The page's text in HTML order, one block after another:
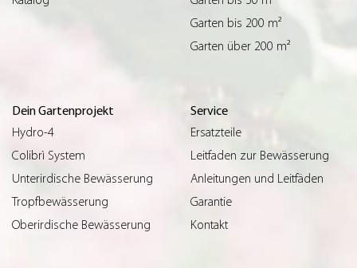
Garten bis 200 m²
Garten über 200 m²
Dein Gartenprojekt
Hydro-4
Colibrì System
Unterirdische Bewässerung
Tropfbewässerung
Oberirdische Bewässerung
Service
Ersatzteile
Leitfaden zur Bewässerung
Anleitungen und Leitfäden
Garantie
Kontakt